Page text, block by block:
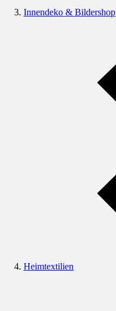
Innendeko & Bildershop
Heimtextilien